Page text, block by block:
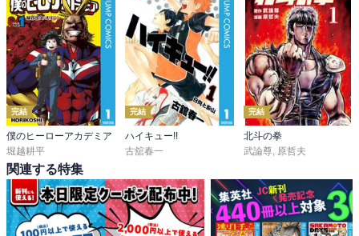
完結
僕のヒーローアカデミア
堀越耕平
完結
ハイキュー!!
古舘春一
完結
北斗の拳
武論尊 原哲夫
関連する特集